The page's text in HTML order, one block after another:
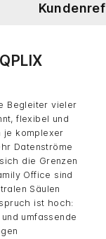
Begleiter vieler
flexibel und
je komplexer
Datenströme
die Grenzen
Office sind
Säulen
ist hoch:
umfassende